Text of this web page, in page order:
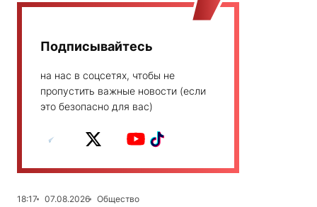
Подписывайтесь
на нас в соцсетях, чтобы не
пропустить важные новости (если
это безопасно для вас)
18:17 07.08.2026
Общество